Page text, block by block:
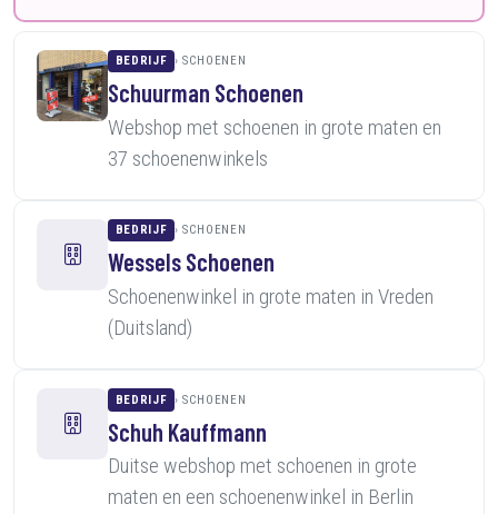
BEDRIJF SCHOENEN
Schuurman Schoenen
Webshop met schoenen in grote maten en
37 schoenenwinkels
BEDRIJF SCHOENEN
Wessels Schoenen
Schoenenwinkel in grote maten in Vreden
(Duitsland)
BEDRIJF SCHOENEN
Schuh Kauffmann
Duitse webshop met schoenen in grote
maten en een schoenenwinkel in Berlin